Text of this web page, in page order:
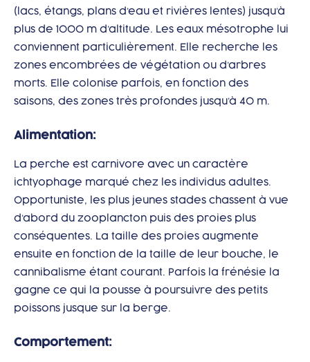
(lacs, étangs, plans d’eau et rivières lentes) jusqu’à
plus de 1000 m d’altitude. Les eaux mésotrophe lui
conviennent particulièrement. Elle recherche les
zones encombrées de végétation ou d’arbres
morts. Elle colonise parfois, en fonction des
saisons, des zones très profondes jusqu’à 40 m.
Alimentation:
La perche est carnivore avec un caractère
ichtyophage marqué chez les individus adultes.
Opportuniste, les plus jeunes stades chassent à vue
d’abord du zooplancton puis des proies plus
conséquentes. La taille des proies augmente
ensuite en fonction de la taille de leur bouche, le
cannibalisme étant courant. Parfois la frénésie la
gagne ce qui la pousse à poursuivre des petits
poissons jusque sur la berge.
Comportement: